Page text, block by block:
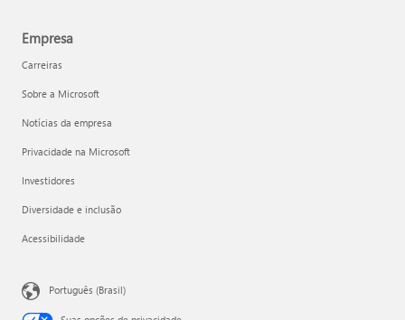
Empresa
Carreiras
Sobre a Microsoft
Notícias da empresa
Privacidade na Microsoft
Investidores
Diversidade e inclusão
Acessibilidade
Português (Brasil)